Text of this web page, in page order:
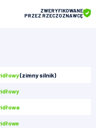
ZWERYFIKOWANE
PRZEZ RZECZOZNAWCĘ
(zimny silnik)